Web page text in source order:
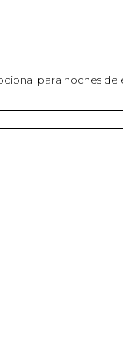
para noches de